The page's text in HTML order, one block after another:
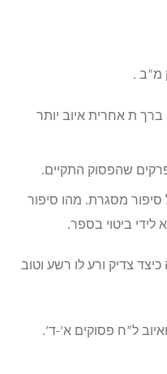
מ”ב .
ברך ת אחרית איוב יותר
שהפסוק התקיים.
מסגרת. מהו סיפור
ביטוי בספר.
צדיק ורע לו רשע וטוב
ל”ח פסוקים א’-ד’.